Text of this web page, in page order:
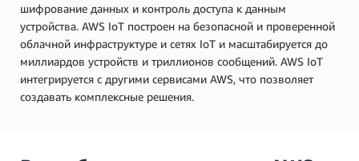
шифрование данных и контроль доступа к данным
устройства. AWS IoT построен на безопасной и проверенной
облачной инфраструктуре и сетях IoT и масштабируется до
миллиардов устройств и триллионов сообщений. AWS IoT
интегрируется с другими сервисами AWS, что позволяет
создавать комплексные решения.